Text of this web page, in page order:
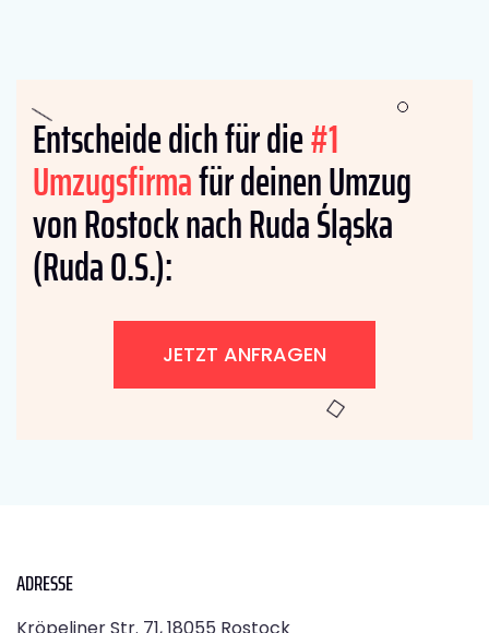
Entscheide dich für die#1
Umzugsfirmafür deinen Umzug
von Rostock nach Ruda Śląska
(Ruda O.S.):
JETZT ANFRAGEN
ADRESSE
Kröpeliner Str. 71, 18055 Rostock